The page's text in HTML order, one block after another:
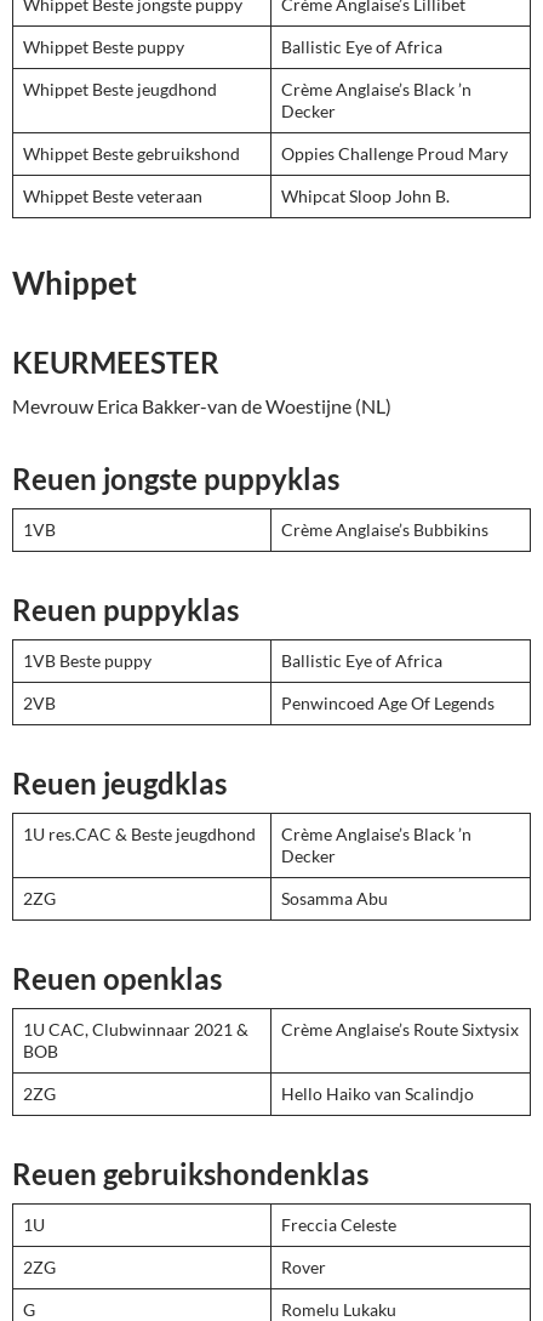
Whippet Beste puppy Ballistic Eye of Africa
Whippet Beste jeugdhond
Crème Anglaise’s Black ’n
Decker
Whippet Beste gebruikshond Oppies Challenge Proud Mary
Whippet Beste veteraan Whipcat Sloop John B.
Whippet
KEURMEESTER
Mevrouw Erica Bakker-van de Woestijne (NL)
Reuen jongste puppyklas
1VB Crème Anglaise’s Bubbikins
Reuen puppyklas
1VB Beste puppy Ballistic Eye of Africa
2VB Penwincoed Age Of Legends
Reuen jeugdklas
1U res.CAC & Beste jeugdhond
Crème Anglaise’s Black ’n
Decker
2ZG Sosamma Abu
Reuen openklas
1U CAC, Clubwinnaar 2021 &
BOB
Crème Anglaise’s Route Sixtysix
2ZG Hello Haiko van Scalindjo
Reuen gebruikshondenklas
1U Freccia Celeste
2ZG Rover
G Romelu Lukaku